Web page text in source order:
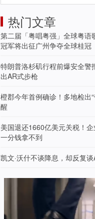
热门文章
第二届「粤唱粤强」全球粤
冠军将出征广州争夺全球桂冠
特朗普洛杉矶行程前爆安全警
出AR式步枪
橙郡今年首例确诊！多地检出
醒
美国退还1660亿美元关税！
一分钱拿不到
凯文·沃什不谈降息，却反复